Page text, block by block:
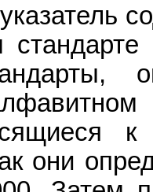
к
они